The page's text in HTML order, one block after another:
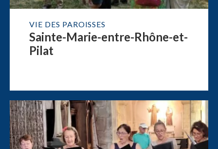
VIE DES PAROISSES
Sainte-Marie-entre-Rhône-et-
Pilat